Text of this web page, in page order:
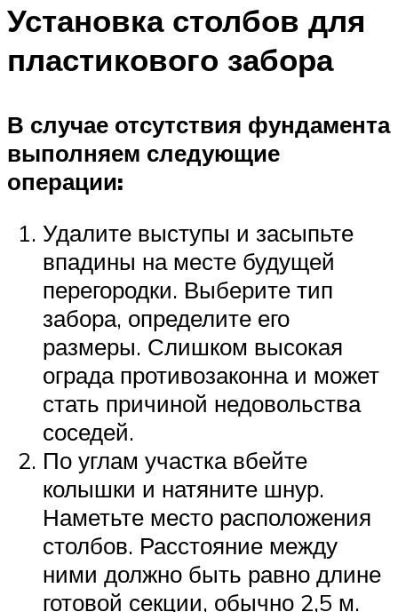
Установка столбов для
пластикового забора
В случае отсутствия фундамента
выполняем следующие
операции:
Удалите выступы и засыпьте
впадины на месте будущей
перегородки. Выберите тип
забора, определите его
размеры. Слишком высокая
ограда противозаконна и может
стать причиной недовольства
соседей.
По углам участка вбейте
колышки и натяните шнур.
Наметьте место расположения
столбов. Расстояние между
ними должно быть равно длине
готовой секции, обычно 2,5 м.